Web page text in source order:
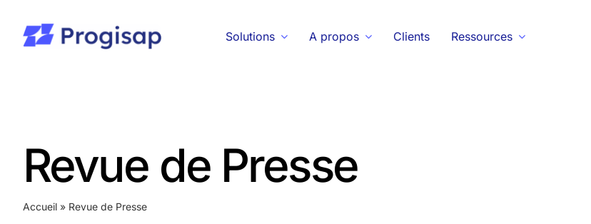
contenu
Solutions A propos Clients Ressources
Revue de Presse
Accueil» Revue de Presse